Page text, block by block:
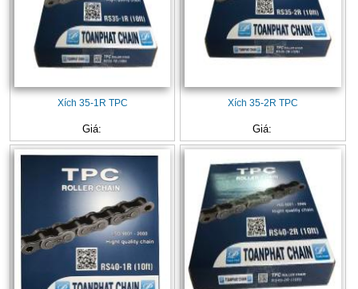
Xích 35-1R TPC
Giá:
Xích 35-2R TPC
Giá: